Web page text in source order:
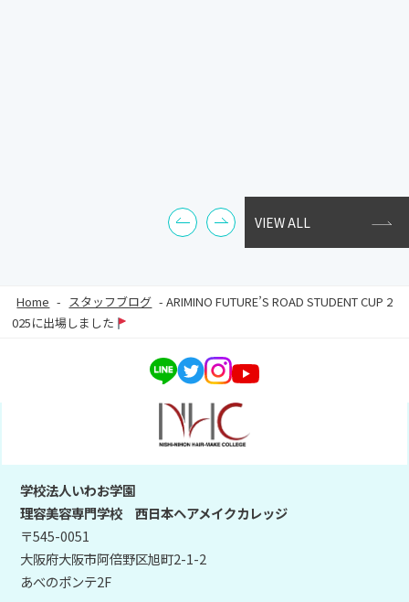
VIEW ALL
Home - スタッフブログ -ARIMINO FUTURE’S ROAD STUDENT CUP 2
025に出場しました
学校法人いわお学園
理容美容専門学校 西日本ヘアメイクカレッジ
〒545-0051
大阪府大阪市阿倍野区旭町2-1-2
あべのポンテ2F